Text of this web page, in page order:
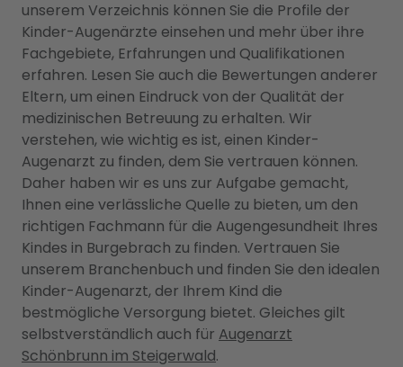
unserem Verzeichnis können Sie die Profile der
Kinder-Augenärzte einsehen und mehr über ihre
Fachgebiete, Erfahrungen und Qualifikationen
erfahren. Lesen Sie auch die Bewertungen anderer
Eltern, um einen Eindruck von der Qualität der
medizinischen Betreuung zu erhalten. Wir
verstehen, wie wichtig es ist, einen Kinder-
Augenarzt zu finden, dem Sie vertrauen können.
Daher haben wir es uns zur Aufgabe gemacht,
Ihnen eine verlässliche Quelle zu bieten, um den
richtigen Fachmann für die Augengesundheit Ihres
Kindes in Burgebrach zu finden. Vertrauen Sie
unserem Branchenbuch und finden Sie den idealen
Kinder-Augenarzt, der Ihrem Kind die
bestmögliche Versorgung bietet. Gleiches gilt
selbstverständlich auch für Augenarzt
Schönbrunn im Steigerwald.